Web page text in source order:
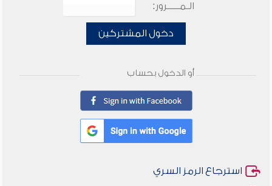
الـمـــــرور:
دخول المشتركين
أو الدخول بحساب
استرجاع الرمز السري